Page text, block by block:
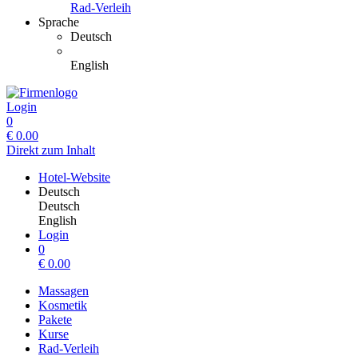
Rad-Verleih
Sprache
Deutsch
English
Login
0
€ 0.00
Direkt zum Inhalt
Hotel-Website
Deutsch
Deutsch
English
Login
0
€ 0.00
Massagen
Kosmetik
Pakete
Kurse
Rad-Verleih